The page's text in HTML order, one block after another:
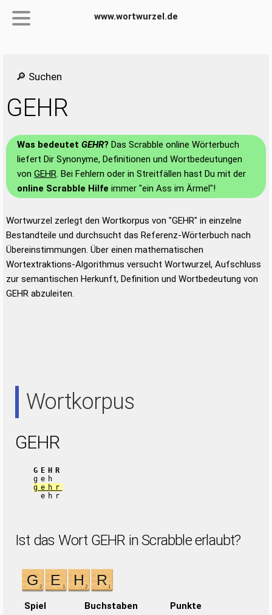
www.wortwurzel.de
🔎 Suchen
GEHR
Was bedeutet GEHR? Das Scrabble online Wörterbuch
liefert Dir Synonyme, Definitionen und Wortbedeutungen
von GEHR. Bei Fehlern oder in Streitfällen hast Du mit der
online Scrabble Hilfe immer "ein Ass im Ärmel"!
Wortwurzel zerlegt den Wortkorpus von "GEHR" in einzelne
Bestandteile und durchsucht das Referenz-Wörterbuch nach
Übereinstimmungen. Über einen mathematischen
Wortextraktions-Algorithmus versucht Wortwurzel, Aufschluss
zur semantischen Herkunft, Definition und Wortbedeutung von
GEHR abzuleiten.
Wortkorpus
GEHR
GEHR
geh
gehr
ehr
Ist das Wort GEHR in Scrabble erlaubt?
Spiel Buchstaben Punkte